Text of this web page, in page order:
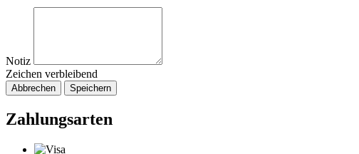
Notiz
Zeichen verbleibend
Abbrechen Speichern
Zahlungsarten